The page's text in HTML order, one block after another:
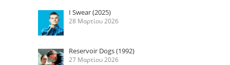
I Swear (2025)
28 Μαρτίου 2026
Reservoir Dogs (1992)
27 Μαρτίου 2026